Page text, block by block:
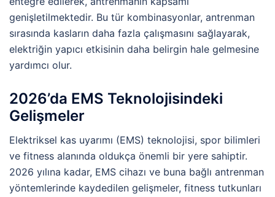
genişletilmektedir. Bu tür kombinasyonlar, antrenman
sırasında kasların daha fazla çalışmasını sağlayarak,
elektriğin yapıcı etkisinin daha belirgin hale gelmesine
yardımcı olur.
2026’da EMS Teknolojisindeki
Gelişmeler
Elektriksel kas uyarımı (EMS) teknolojisi, spor bilimleri
ve fitness alanında oldukça önemli bir yere sahiptir.
2026 yılına kadar, EMS cihazı ve buna bağlı antrenman
yöntemlerinde kaydedilen gelişmeler, fitness tutkunları